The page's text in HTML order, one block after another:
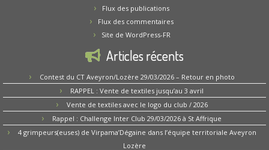
Flux des publications
Flux des commentaires
Site de WordPress-FR
Articles récents
Contest du CT Aveyron/Lozère 29/03/2026 – Retour en photo
RAPPEL : Vente de textiles jusqu’au 3 avril
Vente de textiles avec le logo du club / 2026
Rappel : Challenge Inter Club 29/03/2026 à St Affrique
4 grimpeurs(euses) de Virpama’Dégaine dans l’équipe territoriale Aveyron
Lozère